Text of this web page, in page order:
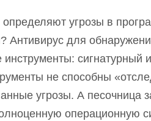
угрозы в
? Антивирус для
инструменты: сигнатурный
не способны
угрозы. А песочница
операционную